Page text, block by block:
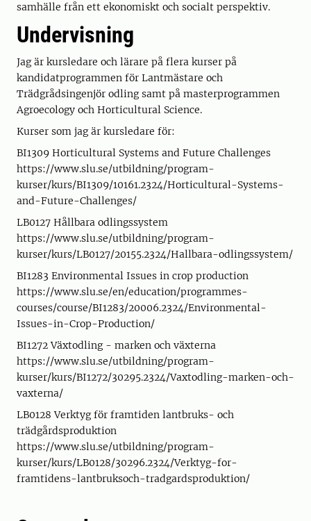
samhälle från ett ekonomiskt och socialt perspektiv.
Undervisning
Jag är kursledare och lärare på flera kurser på
kandidatprogrammen för Lantmästare och
Trädgrådsingenjör odling samt på masterprogrammen
Agroecology och Horticultural Science.
Kurser som jag är kursledare för:
BI1309 Horticultural Systems and Future Challenges
https://www.slu.se/utbildning/program-
kurser/kurs/BI1309/10161.2324/Horticultural-Systems-
and-Future-Challenges/
LB0127 Hållbara odlingssystem
https://www.slu.se/utbildning/program-
kurser/kurs/LB0127/20155.2324/Hallbara-odlingssystem/
BI1283 Environmental Issues in crop production
https://www.slu.se/en/education/programmes-
courses/course/BI1283/20006.2324/Environmental-
Issues-in-Crop-Production/
BI1272 Växtodling - marken och växterna
https://www.slu.se/utbildning/program-
kurser/kurs/BI1272/30295.2324/Vaxtodling-marken-och-
vaxterna/
LB0128 Verktyg för framtiden lantbruks- och
trädgårdsproduktion
https://www.slu.se/utbildning/program-
kurser/kurs/LB0128/30296.2324/Verktyg-for-
framtidens-lantbruksoch-tradgardsproduktion/